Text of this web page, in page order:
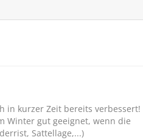
in kurzer Zeit bereits verbessert!
Winter gut geeignet, wenn die
Sattellage,...)
SCHNÄPPCHEN RABATT24%